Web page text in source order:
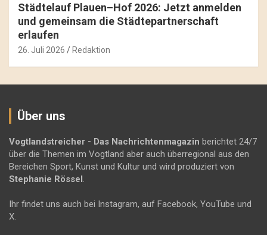
Städtelauf Plauen–Hof 2026: Jetzt anmelden
und gemeinsam die Städtepartnerschaft
erlaufen
26. Juli 2026 Redaktion
Über uns
Vogtlandstreicher - Das Nachrichtenmagazin berichtet 24/7
über die Themen im Vogtland aber auch überregional aus den
Bereichen Sport, Kunst und Kultur und wird produziert von
Stephanie Rössel.
Ihr findet uns auch bei Instagram, auf Facebook, YouTube und
X.